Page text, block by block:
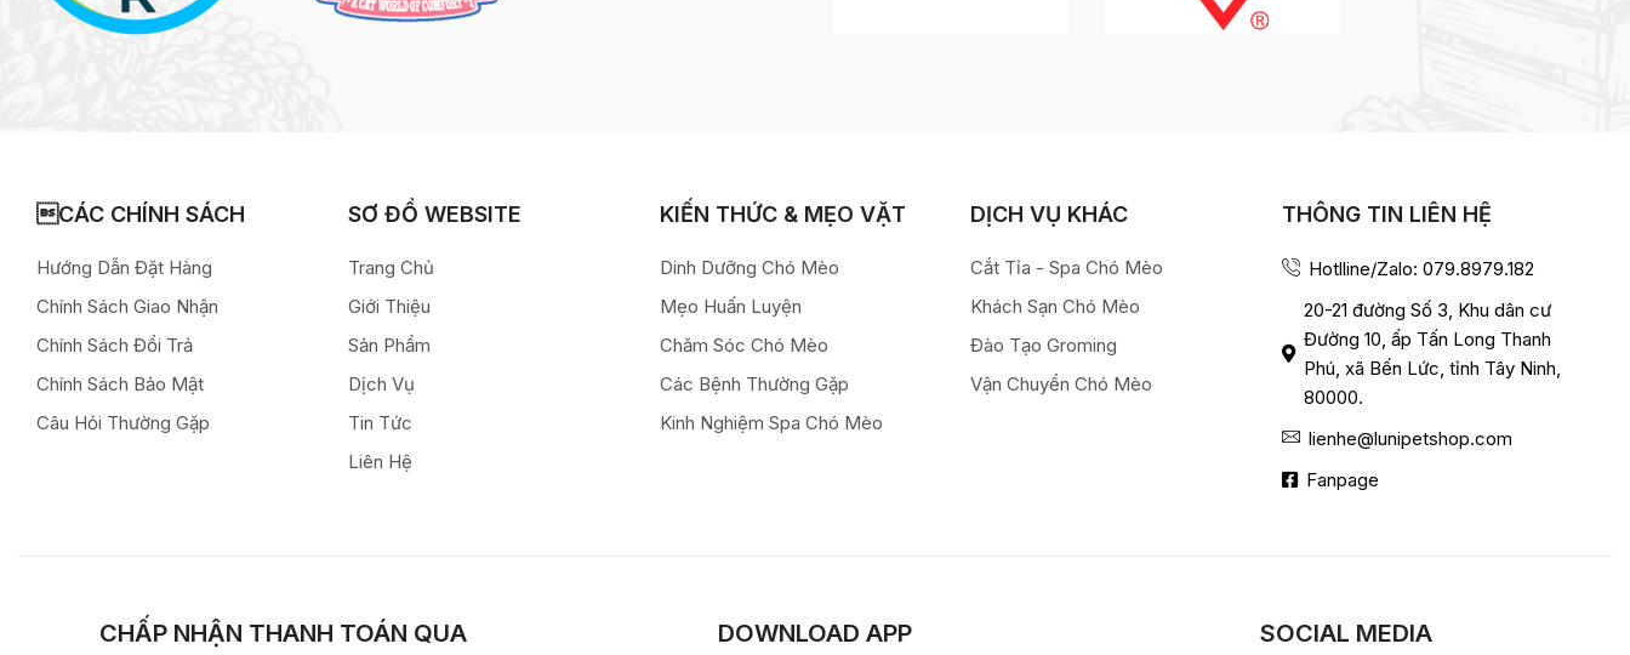
CÁC CHÍNH SÁCH
Hướng Dẫn Đặt Hàng
Chính Sách Giao Nhận
Chính Sách Đổi Trả
Chính Sách Bảo Mật
Câu Hỏi Thường Gặp
SƠ ĐỒ WEBSITE
Trang Chủ
Giới Thiệu
Sản Phẩm
Dịch Vụ
Tin Tức
Liên Hệ
KIẾN THỨC & MẸO VẶT
Dinh Dưỡng Chó Mèo
Mẹo Huấn Luyện
Chăm Sóc Chó Mèo
Các Bệnh Thường Gặp
Kinh Nghiệm Spa Chó Mèo
DỊCH VỤ KHÁC
Cắt Tỉa - Spa Chó Mèo
Khách Sạn Chó Mèo
Đào Tạo Groming
Vận Chuyển Chó Mèo
THÔNG TIN LIÊN HỆ
Hotlline/Zalo: 079.8979.182
20-21 đường Số 3, Khu dân cư
Đường 10, ấp Tấn Long Thanh
Phú, xã Bến Lức, tỉnh Tây Ninh,
80000.
lienhe@lunipetshop.com
Fanpage
CHẤP NHẬN THANH TOÁN QUA DOWNLOAD APP SOCIAL MEDIA